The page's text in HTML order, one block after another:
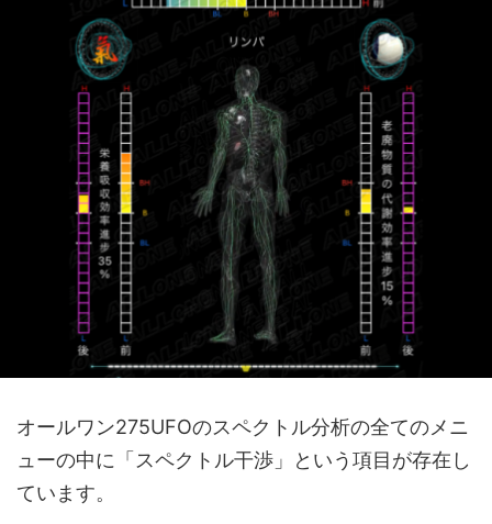
オールワン275UFOのスペクトル分析の全てのメニ
ューの中に「スペクトル干渉」という項目が存在し
ています。